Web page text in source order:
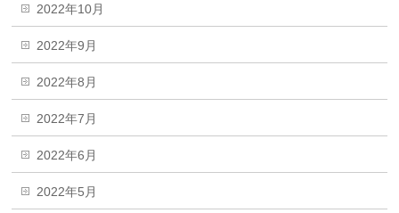
2022年10月
2022年9月
2022年8月
2022年7月
2022年6月
2022年5月